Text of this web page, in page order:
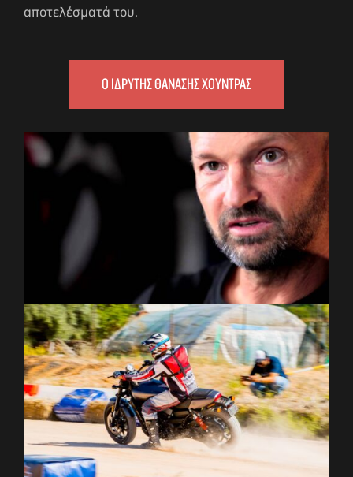
αποτελέσματά του.
Ο ΙΔΡΥΤΗΣ ΘΑΝΑΣΗΣ ΧΟΥΝΤΡΑΣ